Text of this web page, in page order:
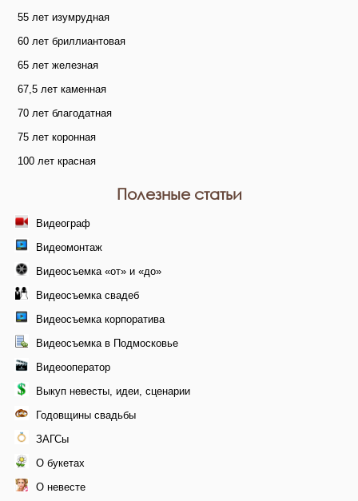
55 лет изумрудная
60 лет бриллиантовая
65 лет железная
67,5 лет каменная
70 лет благодатная
75 лет коронная
100 лет красная
Полезные статьи
Видеограф
Видеомонтаж
Видеосъемка «от» и «до»
Видеосъемка свадеб
Видеосъемка корпоратива
Видеосъемка в Подмосковье
Видеооператор
Выкуп невесты, идеи, сценарии
Годовщины свадьбы
ЗАГСы
О букетах
О невесте